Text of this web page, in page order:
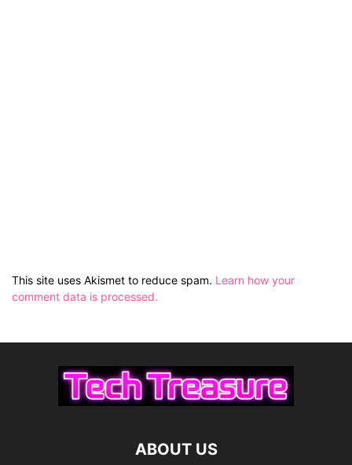
This site uses Akismet to reduce spam. Learn how your
comment data is processed.
ABOUT US